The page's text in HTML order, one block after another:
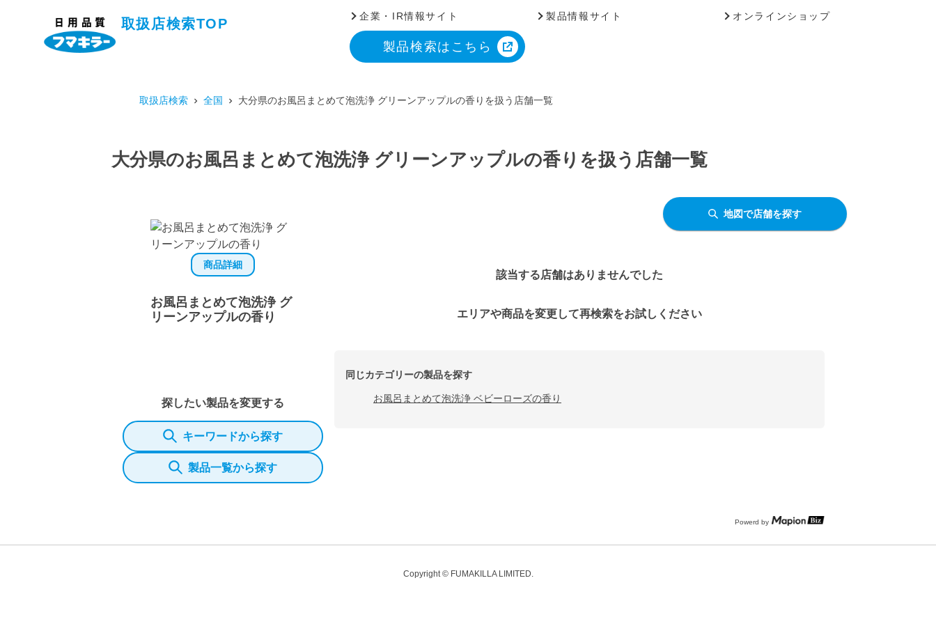
取扱店検索TOP
企業・IR情報サイト 製品情報サイト オンラインショップ
製品検索はこちら
取扱店検索 全国 大分県のお風呂まとめて泡洗浄 グリーンアップルの香りを扱う店舗一覧
大分県のお風呂まとめて泡洗浄 グリーンアップルの香りを扱う店舗一覧
商品詳細
お風呂まとめて泡洗浄 グ
リーンアップルの香り
探したい製品を変更する
キーワードから探す
製品一覧から探す
地図で店舗を探す
該当する店舗はありませんでした
エリアや商品を変更して再検索をお試しください
同じカテゴリーの製品を探す
お風呂まとめて泡洗浄 ベビーローズの香り
Powerd by
Copyright © FUMAKILLA LIMITED.